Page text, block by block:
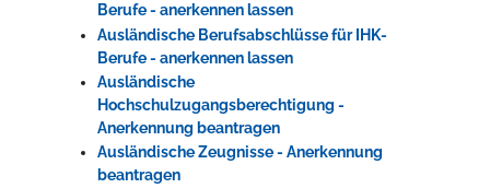
Berufe - anerkennen lassen
Ausländische Berufsabschlüsse für IHK-
Berufe - anerkennen lassen
Ausländische
Hochschulzugangsberechtigung -
Anerkennung beantragen
Ausländische Zeugnisse - Anerkennung
beantragen